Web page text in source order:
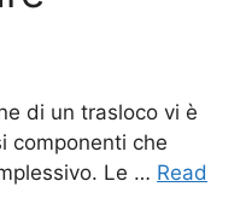
di un trasloco vi è
componenti che
Le … Read